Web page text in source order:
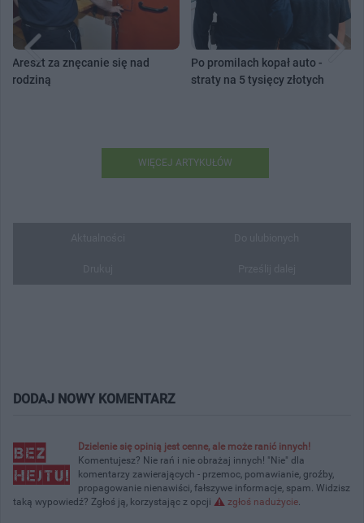
Areszt za znęcanie się nad
rodziną
Po promilach kopał auto -
straty na 5 tysięcy złotych
WIĘCEJ ARTYKUŁÓW
DODAJ NOWY KOMENTARZ
Dzielenie się opinią jest cenne, ale może ranić innych!
Komentujesz? Nie rań i nie obrażaj innych! "Nie" dla
komentarzy zawierających - przemoc, pomawianie, groźby,
propagowanie nienawiści, fałszywe informacje, spam. Widzisz
taką wypowiedź? Zgłoś ją, korzystając z opcji
zgłoś nadużycie.